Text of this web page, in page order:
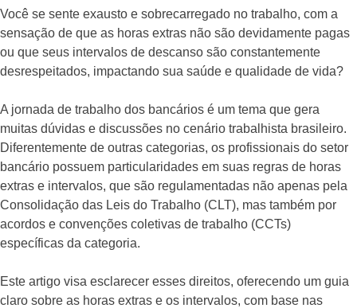
Você se sente exausto e sobrecarregado no trabalho, com a
sensação de que as horas extras não são devidamente pagas
ou que seus intervalos de descanso são constantemente
desrespeitados, impactando sua saúde e qualidade de vida?
A jornada de trabalho dos bancários é um tema que gera
muitas dúvidas e discussões no cenário trabalhista brasileiro.
Diferentemente de outras categorias, os profissionais do setor
bancário possuem particularidades em suas regras de horas
extras e intervalos, que são regulamentadas não apenas pela
Consolidação das Leis do Trabalho (CLT), mas também por
acordos e convenções coletivas de trabalho (CCTs)
específicas da categoria.
Este artigo visa esclarecer esses direitos, oferecendo um guia
claro sobre as horas extras e os intervalos, com base nas